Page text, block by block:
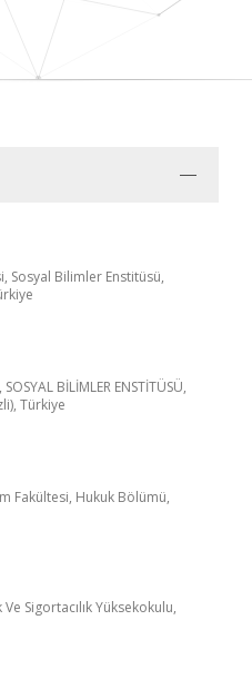
Sosyal Bilimler Enstitüsü,
BİLİMLER ENSTİTÜSÜ,
Türkiye
Fakültesi, Hukuk Bölümü,
Sigortacılık Yüksekokulu,